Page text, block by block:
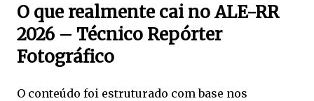
O que realmente cai no ALE-RR
2026 – Técnico Repórter
Fotográfico
O conteúdo foi estruturado com base nos